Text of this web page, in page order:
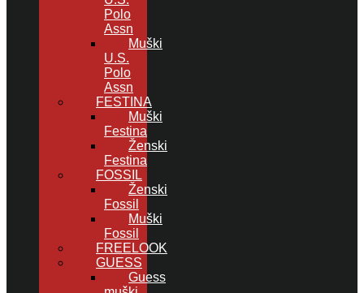
Polo
Assn
Muški
U.S.
Polo
Assn
FESTINA
Muški
Festina
Ženski
Festina
FOSSIL
Ženski
Fossil
Muški
Fossil
FREELOOK
GUESS
Guess